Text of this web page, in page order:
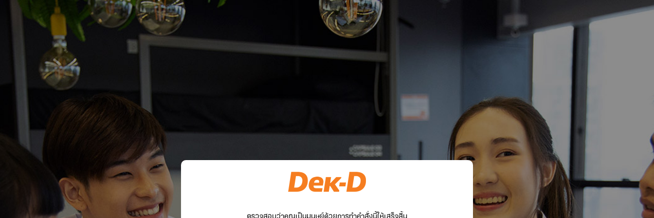
ตรวจสอบว่าคุณเป็นมนุษย์ด้วยการทำคำสั่งนี้ให้เสร็จสิ้น